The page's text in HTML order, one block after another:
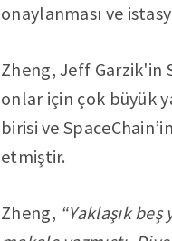
onaylanması ve
Zheng, Jeff Garzik'in
onlar için çok büyük
birisi ve
etmiştir.
Zheng, “Yaklaşık